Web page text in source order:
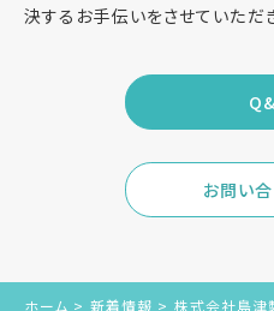
決するお手伝いをさせていただ
お問い
ホーム > 新着情報 > 株式会社島